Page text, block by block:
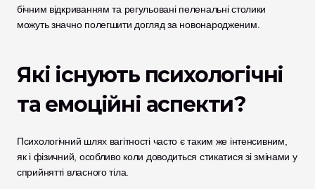
бічним відкриванням та регульовані пеленальні столики
можуть значно полегшити догляд за новонародженим.
Які існують психологічні
та емоційні аспекти?
Психологічний шлях вагітності часто є таким же інтенсивним,
як і фізичний, особливо коли доводиться стикатися зі змінами у
сприйнятті власного тіла.